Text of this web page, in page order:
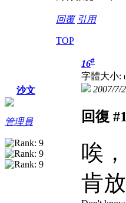
回覆 引用
TOP
沙文
管理員
16#
字體大小: t
2007/7/
回復
唉
肯